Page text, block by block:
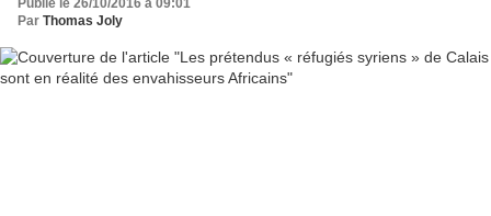
Publié le 26/10/2016 à 09:01
Par Thomas Joly